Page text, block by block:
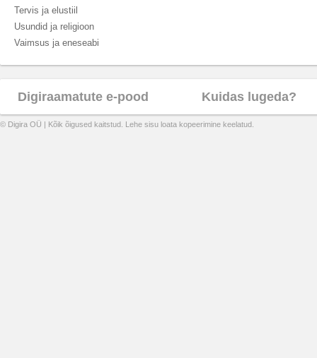
Tervis ja elustiil
Usundid ja religioon
Vaimsus ja eneseabi
Digiraamatute e-pood Kuidas lugeda?
© Digira OÜ | Kõik õigused kaitstud. Lehe sisu loata kopeerimine keelatud.